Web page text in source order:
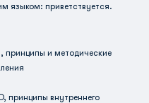
языком: приветствуется.
принципы и методические
принципы внутреннего